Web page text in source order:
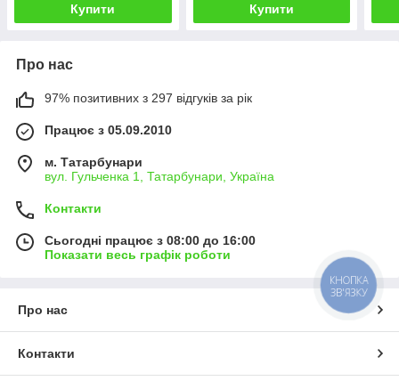
Купити Купити
Про нас
97% позитивних з 297 відгуків за рік
Працює з 05.09.2010
м. Татарбунари
вул. Гульченка 1, Татарбунари, Україна
Контакти
Сьогодні працює з 08:00 до 16:00
Показати весь графік роботи
Про нас
Контакти
КНОПКА
ЗВ'ЯЗКУ